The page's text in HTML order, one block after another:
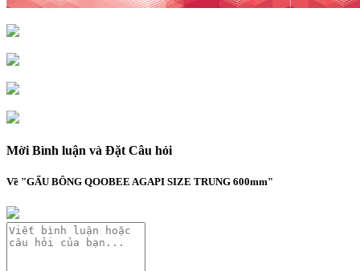
Mời Bình luận và Đặt Câu hỏi
Về "GẤU BÔNG QOOBEE AGAPI SIZE TRUNG 600mm"